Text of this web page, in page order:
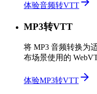
体验音频转VTT
MP3转VTT
将 MP3 音频转换为
布场景使用的
体验MP3转VTT